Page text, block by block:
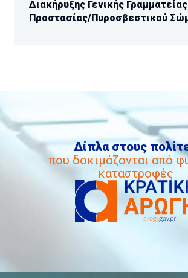
Διακήρυξης Γενικής
Προστασίας/Πυροσβεστικού
Δίπλα στους
που δοκιμάζονται από
καταστροφές